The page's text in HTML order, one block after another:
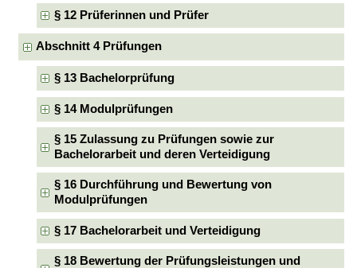
§ 12 Prüferinnen und Prüfer
Abschnitt 4 Prüfungen
§ 13 Bachelorprüfung
§ 14 Modulprüfungen
§ 15 Zulassung zu Prüfungen sowie zur
Bachelorarbeit und deren Verteidigung
§ 16 Durchführung und Bewertung von
Modulprüfungen
§ 17 Bachelorarbeit und Verteidigung
§ 18 Bewertung der Prüfungsleistungen und